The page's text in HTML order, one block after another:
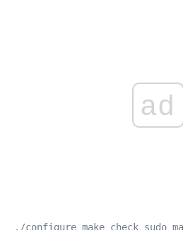
ad
./configure make check sudo